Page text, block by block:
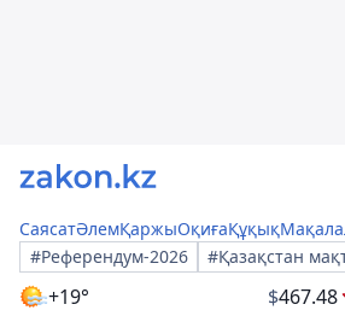
СаясатӘлемҚаржыОқиғаҚұқық
#Референдум-2026
#Қазақстан
+19° $467.48